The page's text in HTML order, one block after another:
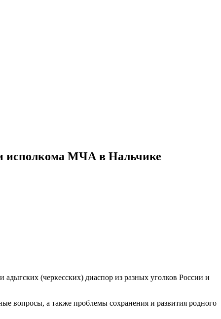
исполкома МЧА в Нальчике
(черкесских) диаспор из разных уголков России и
вопросы, а также проблемы сохранения и развития родного